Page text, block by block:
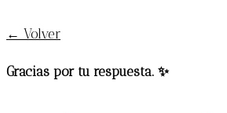
para
← Volver
Gracias por tu respuesta. ✨